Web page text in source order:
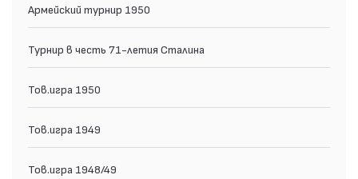
Армейский турнир 1950
Турнир в честь 71-летия Сталина
Тов.игра 1950
Тов.игра 1949
Тов.игра 1948/49